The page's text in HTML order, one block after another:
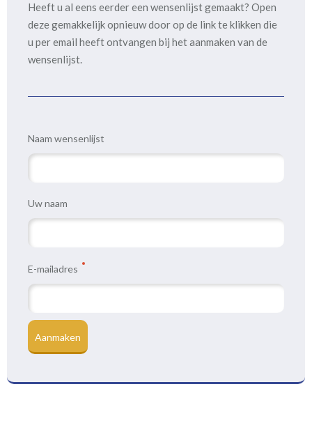
Heeft u al eens eerder een wensenlijst gemaakt? Open
deze gemakkelijk opnieuw door op de link te klikken die
u per email heeft ontvangen bij het aanmaken van de
wensenlijst.
Naam wensenlijst
Uw naam
E-mailadres
Aanmaken